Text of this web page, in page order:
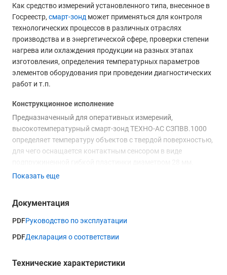
Как средство измерений установленного типа, внесенное в
Госреестр, смарт-зонд может применяться для контроля
технологических процессов в различных отраслях
производства и в энергетической сфере, проверки степени
нагрева или охлаждения продукции на разных этапах
изготовления, определения температурных параметров
элементов оборудования при проведении диагностических
работ и т.п.
Конструкционное исполнение
Предназначенный для оперативных измерений,
высокотемпературный смарт-зонд ТЕХНО-АС СЗПВВ.1000
определяет температуру объектов с твердой поверхностью,
для чего оснащается контактным сенсором в виде
Датчик-преобразователь размещен на конце
не допуская превышения прижимного усилия. Корпус, в
котором размещена электронная плата и аккумуляторная
виде эргономичной ручки, с единственной кнопкой
Показать еще
Документация
PDFРуководство по эксплуатации
PDFДекларация о соответствии
Технические характеристики